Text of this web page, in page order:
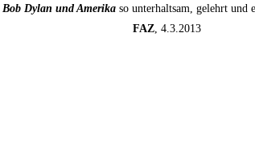
Bob Dylan und Amerika so unterhaltsam, gelehrt
FAZ, 4.3.2013